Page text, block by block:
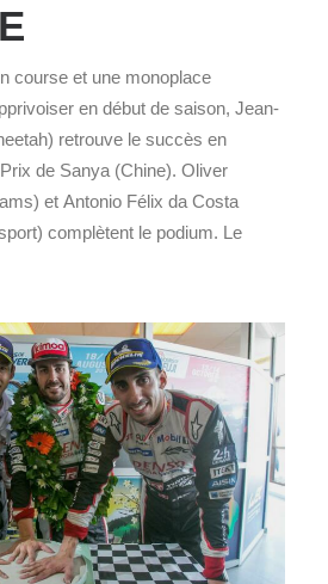
course et une monoplace
en début de saison, Jean-
retrouve le succès en
de Sanya (Chine). Oliver
et Antonio Félix da Costa
complètent le podium. Le